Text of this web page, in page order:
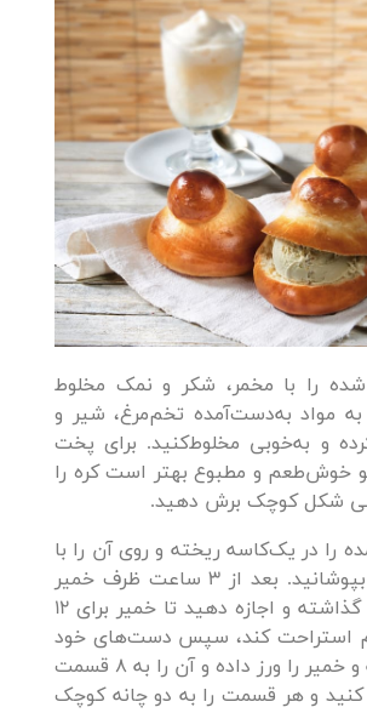
شده را با مخمر، شکر و نمک مخلوط
مواد به‌دست‌آمده تخم‌مرغ‌، شیر و
و به‌خوبی مخلوط‌کنید. برای پخت
خوش‌طعم و مطبوع بهتر است کره را
شکل کوچک برش دهید.
را در یک‌کاسه ریخته و روی آن را با
کیسه به‌خوبی بپوشانید. بعد از 3 ساعت ظرف خمیر
را درون یخچال گذاشته و اجازه دهید تا خمیر برای 12
استراحت کند، سپس دست‌های خود
را به آرد آغشته و خمیر را ورز داده و آن را به 8 قسمت
و هر قسمت را به دو چانه کوچک